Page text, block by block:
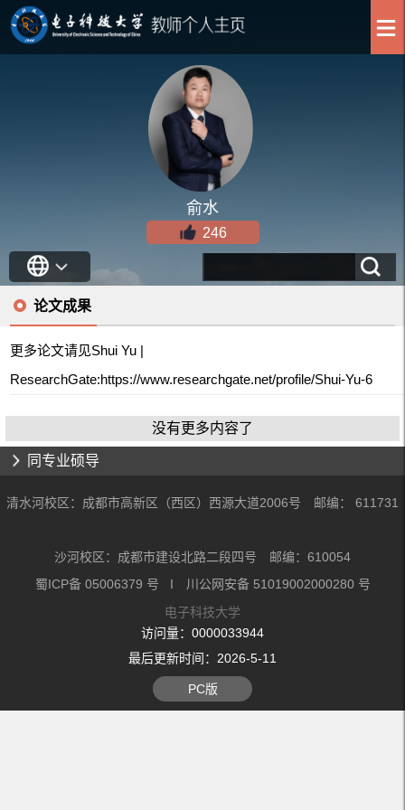
俞水
246
论文成果
更多论文请见Shui Yu |
ResearchGate:https://www.researchgate.net/profile/Shui-Yu-6
没有更多内容了
同专业硕导
清水河校区：成都市高新区（西区）西源大道2006号 邮编： 611731
沙河校区：成都市建设北路二段四号 邮编：610054
蜀ICP备 05006379 号 I 川公网安备 51019002000280 号
电子科技大学
访问量： 0000033944
最后更新时间： 2026-5-11
PC版